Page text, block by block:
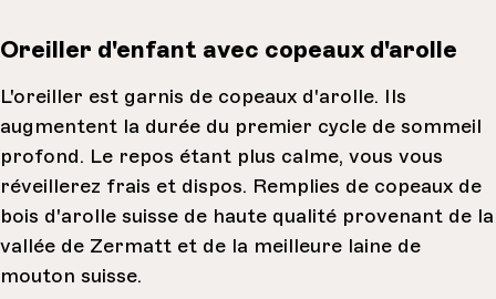
Oreiller d'enfant avec copeaux d'arolle
L'oreiller est garnis de copeaux d'arolle. Ils
augmentent la durée du premier cycle de sommeil
profond. Le repos étant plus calme, vous vous
réveillerez frais et dispos. Remplies de copeaux de
bois d'arolle suisse de haute qualité provenant de la
vallée de Zermatt et de la meilleure laine de
mouton suisse.